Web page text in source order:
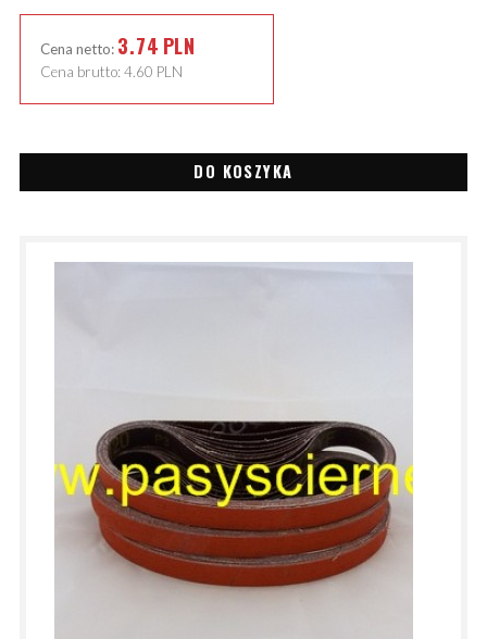
Cena netto: 3.74 PLN
Cena brutto: 4.60 PLN
DO KOSZYKA